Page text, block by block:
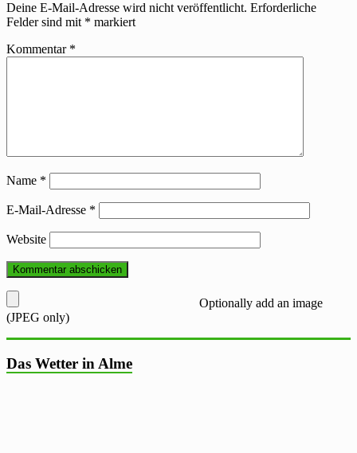
Deine E-Mail-Adresse wird nicht veröffentlicht. Erforderliche
Felder sind mit * markiert
Kommentar *
Name *
E-Mail-Adresse *
Website
Optionally add an image
(JPEG only)
Das Wetter in Alme